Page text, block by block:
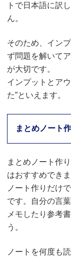
トで日本語に訳
ん。
そのため、イン
ず問題を解いて
が大切です。
インプットとア
た”といえます。
まとめノート
まとめノート作
はおすすめできま
ノート作りだけ
です。自分の言
メモしたり参考
う。
ノートを何度も